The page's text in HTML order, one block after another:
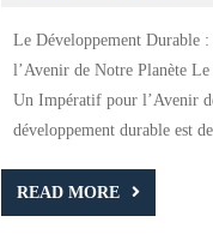
:
Le Développement Durable
l’Avenir de Notre Planète
Un Impératif pour l’Avenir
développement durable est
READ MORE
READ
MORE